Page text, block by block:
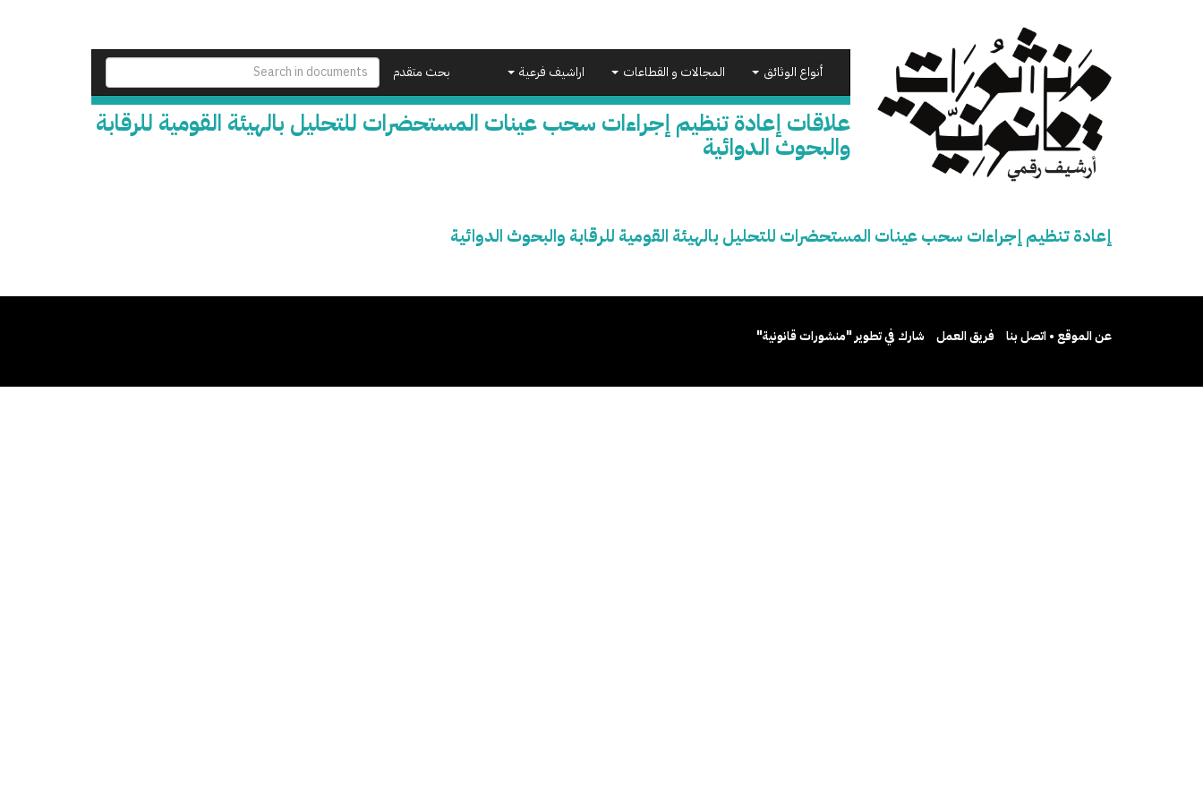
بحث متقدم أنواع الوثائق المجالات و القطاعات اراشيف فرعية
علاقات إعادة تنظيم إجراءات سحب عينات المستحضرات للتحليل بالهيئة القومية للرقابة
والبحوث الدوائية
إعادة تنظيم إجراءات سحب عينات المستحضرات للتحليل بالهيئة القومية للرقابة والبحوث الدوائية
عن الموقع • اتصل بنا فريق العمل شارك في تطوير "منشورات قانونية"